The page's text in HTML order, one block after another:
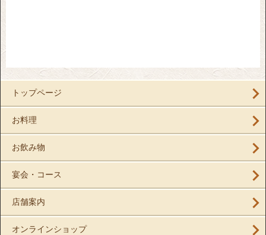
トップページ
お料理
お飲み物
宴会・コース
店舗案内
オンラインショップ